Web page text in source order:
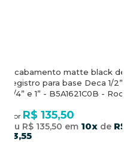
Acabamento matte black de
registro para base Deca 1/2”,
3/4” e 1” - B5A1621C0B - Roca
Por R$ 135,50
ou R$ 135,50 em 10x de R$
13,55